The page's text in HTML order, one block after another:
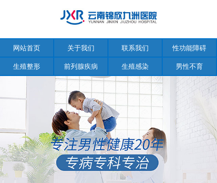
网站首页 关于我们 联系我们 性功能障碍
生殖整形 前列腺疾病 生殖感染 男性不育